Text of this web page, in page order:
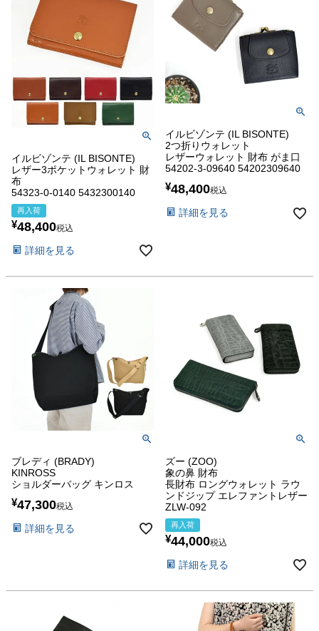
イルビゾンテ (IL BISONTE)
レザー3ポケットウォレット 財
布
54323-0-0140 5432300140
再入荷
¥48,400税込
詳細を見る
イルビゾンテ (IL BISONTE)
2つ折りウォレット
レザーウォレット 財布 がま口
54202-3-09640 54202309640
¥48,400税込
詳細を見る
ブレディ (BRADY)
KINROSS
ショルダーバッグ キンロス
¥47,300税込
詳細を見る
ズー (ZOO)
象の鼻 財布
長財布 ロングウォレット ラウ
ンドジップ エレファントレザー
ZLW-092
再入荷
¥44,000税込
詳細を見る